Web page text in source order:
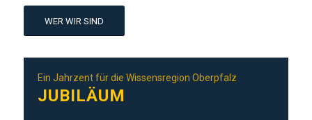
WER WIR SIND
Ein Jahrzent für die Wissensregion Oberpfalz
JUBILÄUM